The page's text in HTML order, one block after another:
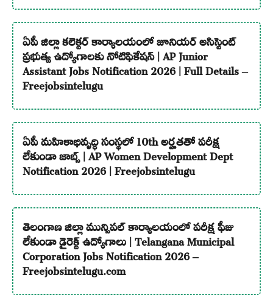
ఏపీ జిల్లా కలెక్టర్ కార్యాలయంలో జూనియర్ అసిస్టెంట్
ప్రభుత్వ ఉద్యోగాలకు నోటిఫికేషన్ | AP Junior
Assistant Jobs Notification 2026 | Full Details –
Freejobsintelugu
ఏపీ మహిళాభివృద్ధి సంస్థలో 10th అర్హతతో పరీక్ష
లేకుండా జాబ్స్ | AP Women Development Dept
Notification 2026 | Freejobsintelugu
తెలంగాణ జిల్లా మున్సిపల్ కార్యాలయంలో పరీక్ష ఫీజు
లేకుండా డైరెక్ట్ ఉద్యోగాలు | Telangana Municipal
Corporation Jobs Notification 2026 –
Freejobsintelugu.com